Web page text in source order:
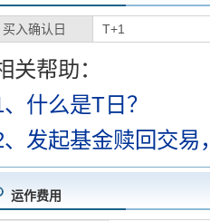
买入确认日 T+1
关帮助：
、什么是T日？
、发起基金赎回交易
运作费用